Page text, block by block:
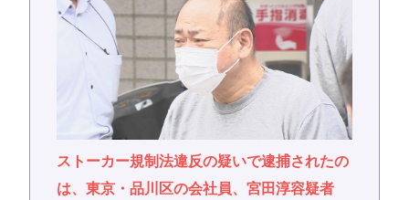
ストーカー規制法違反の疑いで逮捕されたの
は、東京・品川区の会社員、宮田淳容疑者